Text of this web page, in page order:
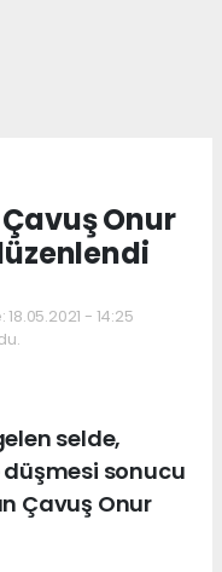
Onur
- 14:25
selde,
sonucu
Çavuş Onur